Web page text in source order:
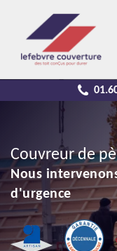
Couvreur de
Nous
d'urgence